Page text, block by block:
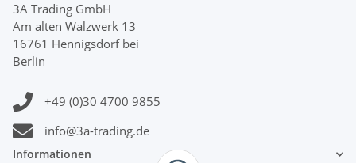
3A Trading GmbH
Am alten Walzwerk 13
16761 Hennigsdorf bei
Berlin
+49 (0)30 4700 9855
info@3a-trading.de
Informationen